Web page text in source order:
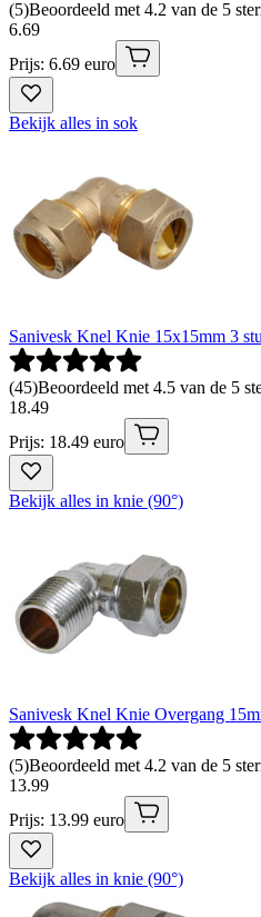
(5)Beoordeeld met 4.2 van de 5
6.69
Prijs: 6.69 euro
Bekijk alles in sok
Sanivesk Knel Knie 15x15mm 3
(45)Beoordeeld met 4.5 van de 5
18.49
Prijs: 18.49 euro
Bekijk alles in knie (90°)
Sanivesk Knel Knie Overgang
(5)Beoordeeld met 4.2 van de 5
13.99
Prijs: 13.99 euro
Bekijk alles in knie (90°)